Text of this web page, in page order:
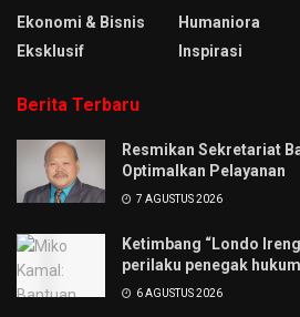
Ekonomi & Bisnis
Eksklusif
Humaniora
Inspirasi
Berita Terbaru
Resmikan Sekretariat
Optimalkan Pelayanan
7 AGUSTUS 2026
Ketimbang “Londo
perilaku penegak hukum
6 AGUSTUS 2026